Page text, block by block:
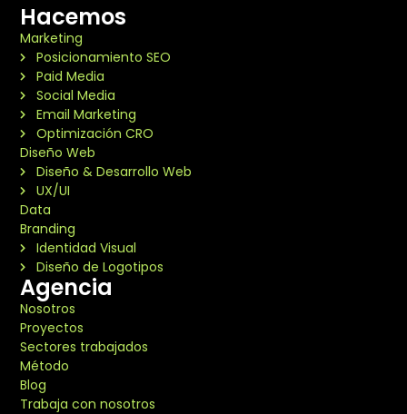
Hacemos
Marketing
Posicionamiento SEO
Paid Media
Social Media
Email Marketing
Optimización CRO
Diseño Web
Diseño & Desarrollo Web
UX/UI
Data
Branding
Identidad Visual
Diseño de Logotipos
Agencia
Nosotros
Proyectos
Sectores trabajados
Método
Blog
Trabaja con nosotros